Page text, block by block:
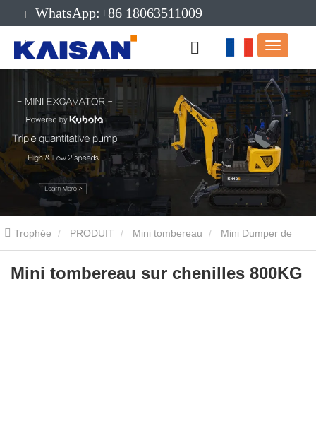
WhatsApp:+86 18063511009
E-mail:info@kaisanmachinery.com
Trophée PRODUIT Mini tombereau Mini Dumper de
levage à chargement automatique
Mini tombereau sur chenilles 800KG